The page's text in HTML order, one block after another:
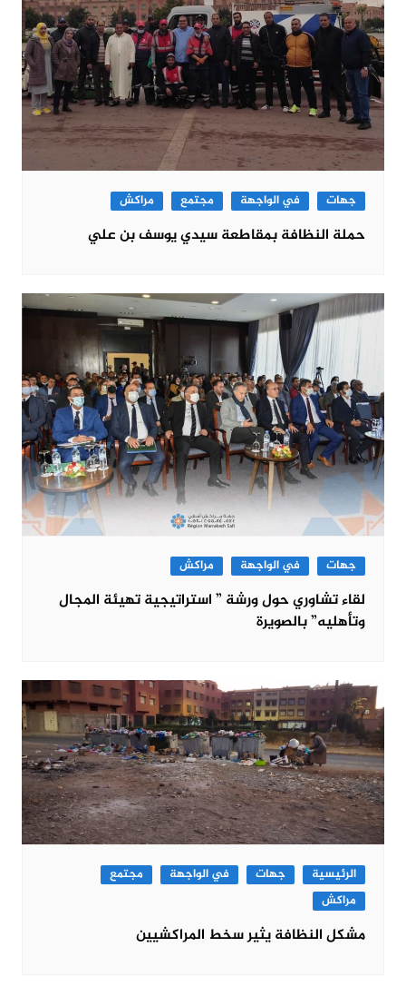
جهات في الواجهة مجتمع مراكش
حملة النظافة بمقاطعة سيدي يوسف بن علي
جهات في الواجهة مراكش
لقاء تشاوري حول ورشة ” استراتيجية تهيئة المجال
وتأهليه” بالصويرة
الرئيسية جهات في الواجهة
مجتمع
مراكش
مشكل النظافة يثير سخط المراكشيين